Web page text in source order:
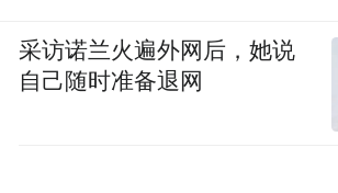
采访诺兰火遍外网后，她说
自己随时准备退网